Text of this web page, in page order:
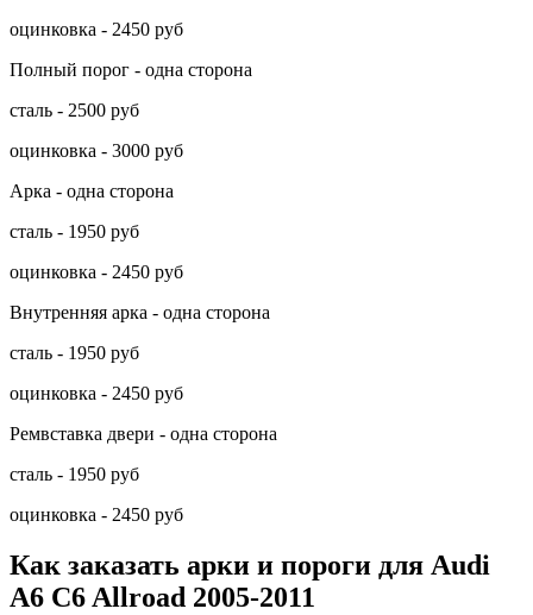
оцинковка - 2450 руб
Полный порог - одна сторона
сталь - 2500 руб
оцинковка - 3000 руб
Арка - одна сторона
сталь - 1950 руб
оцинковка - 2450 руб
Внутренняя арка - одна сторона
сталь - 1950 руб
оцинковка - 2450 руб
Ремвставка двери - одна сторона
сталь - 1950 руб
оцинковка - 2450 руб
Как заказать арки и пороги для Audi
A6 C6 Allroad 2005-2011